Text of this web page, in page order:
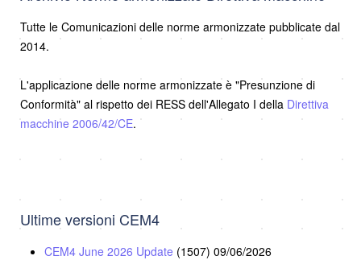
Tutte le Comunicazioni delle norme armonizzate pubblicate dal
2014.
L'applicazione delle norme armonizzate è "Presunzione di
Conformità" al rispetto dei RESS dell'Allegato I della Direttiva
macchine 2006/42/CE.
Ultime versioni CEM4
CEM4 June 2026 Update (1507) 09/06/2026